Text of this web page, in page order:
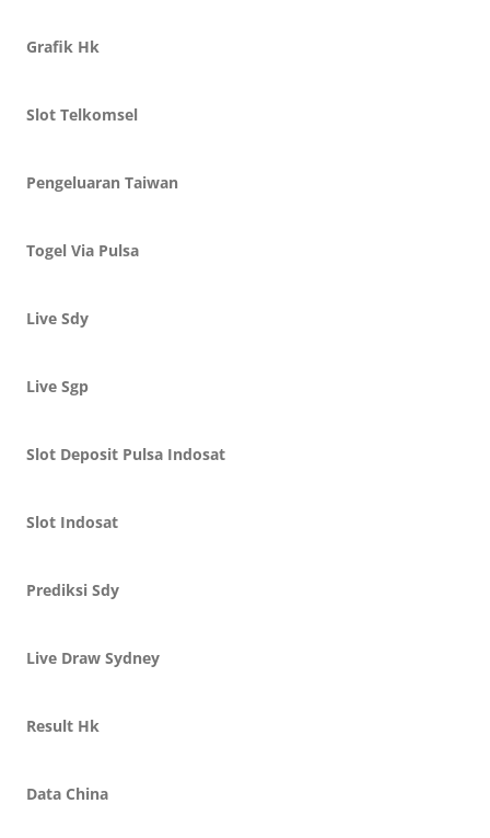
Grafik Hk
Slot Telkomsel
Pengeluaran Taiwan
Togel Via Pulsa
Live Sdy
Live Sgp
Slot Deposit Pulsa Indosat
Slot Indosat
Prediksi Sdy
Live Draw Sydney
Result Hk
Data China